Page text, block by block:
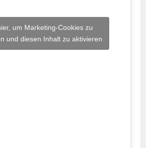
um Marketing-Cookies zu
und diesen Inhalt zu aktivieren